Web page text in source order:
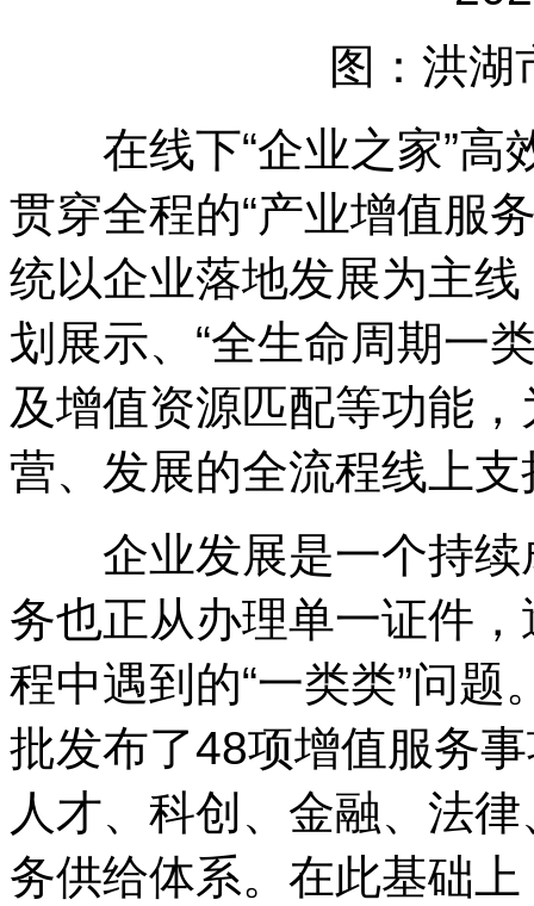
图：洪湖
在线下“企业之家”高
贯穿全程的“产业增值服
统以企业落地发展为主
划展示、“全生命周期一
及增值资源匹配等功能
营、发展的全流程线上支
企业发展是一个持续
务也正从办理单一证件
程中遇到的“一类类”问
批发布了48项增值服务
人才、科创、金融、法
务供给体系。在此基础